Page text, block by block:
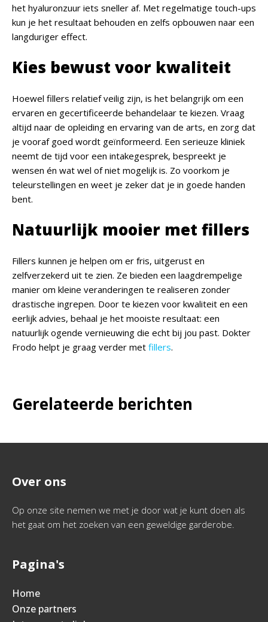
het hyaluronzuur iets sneller af. Met regelmatige touch-ups
kun je het resultaat behouden en zelfs opbouwen naar een
langduriger effect.
Kies bewust voor kwaliteit
Hoewel fillers relatief veilig zijn, is het belangrijk om een
ervaren en gecertificeerde behandelaar te kiezen. Vraag
altijd naar de opleiding en ervaring van de arts, en zorg dat
je vooraf goed wordt geïnformeerd. Een serieuze kliniek
neemt de tijd voor een intakegesprek, bespreekt je
wensen én wat wel of niet mogelijk is. Zo voorkom je
teleurstellingen en weet je zeker dat je in goede handen
bent.
Natuurlijk mooier met fillers
Fillers kunnen je helpen om er fris, uitgerust en
zelfverzekerd uit te zien. Ze bieden een laagdrempelige
manier om kleine veranderingen te realiseren zonder
drastische ingrepen. Door te kiezen voor kwaliteit en een
eerlijk advies, behaal je het mooiste resultaat: een
natuurlijk ogende vernieuwing die echt bij jou past. Dokter
Frodo helpt je graag verder met fillers.
Gerelateerde berichten
Over ons
Op onze site nemen we met je door wat je kunt doen als
het gaat om het zoeken van een geweldige garderobe.
Pagina's
Home
Onze partners